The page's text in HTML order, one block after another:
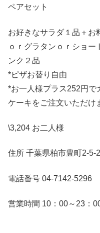
ペアセット
お好きなサラダ１品＋お
ｏｒグラタンｏｒショー
ンク２品
*ピザお替り自由
*お一人様プラス252円で
ケーキをご注文いただけ
\3,204 お二人様
住所 千葉県柏市豊町2-
電話番号 04-7142-5296
営業時間 10：00～23：